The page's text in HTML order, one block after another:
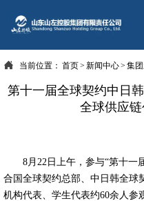
 当前位置： 首页> 新闻中心> 集
第十一届全球契约中日
全球供应
8月22日上午，参与“第十一
合国全球契约总部、中日韩全球
机构代表、学生代表约60余人参